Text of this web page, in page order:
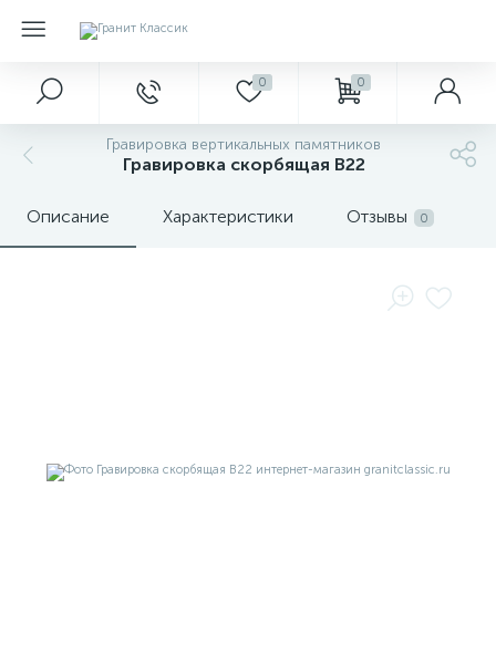
0 0
Гравировка вертикальных памятников
Гравировка скорбящая В22
Описание Характеристики Отзывы 0